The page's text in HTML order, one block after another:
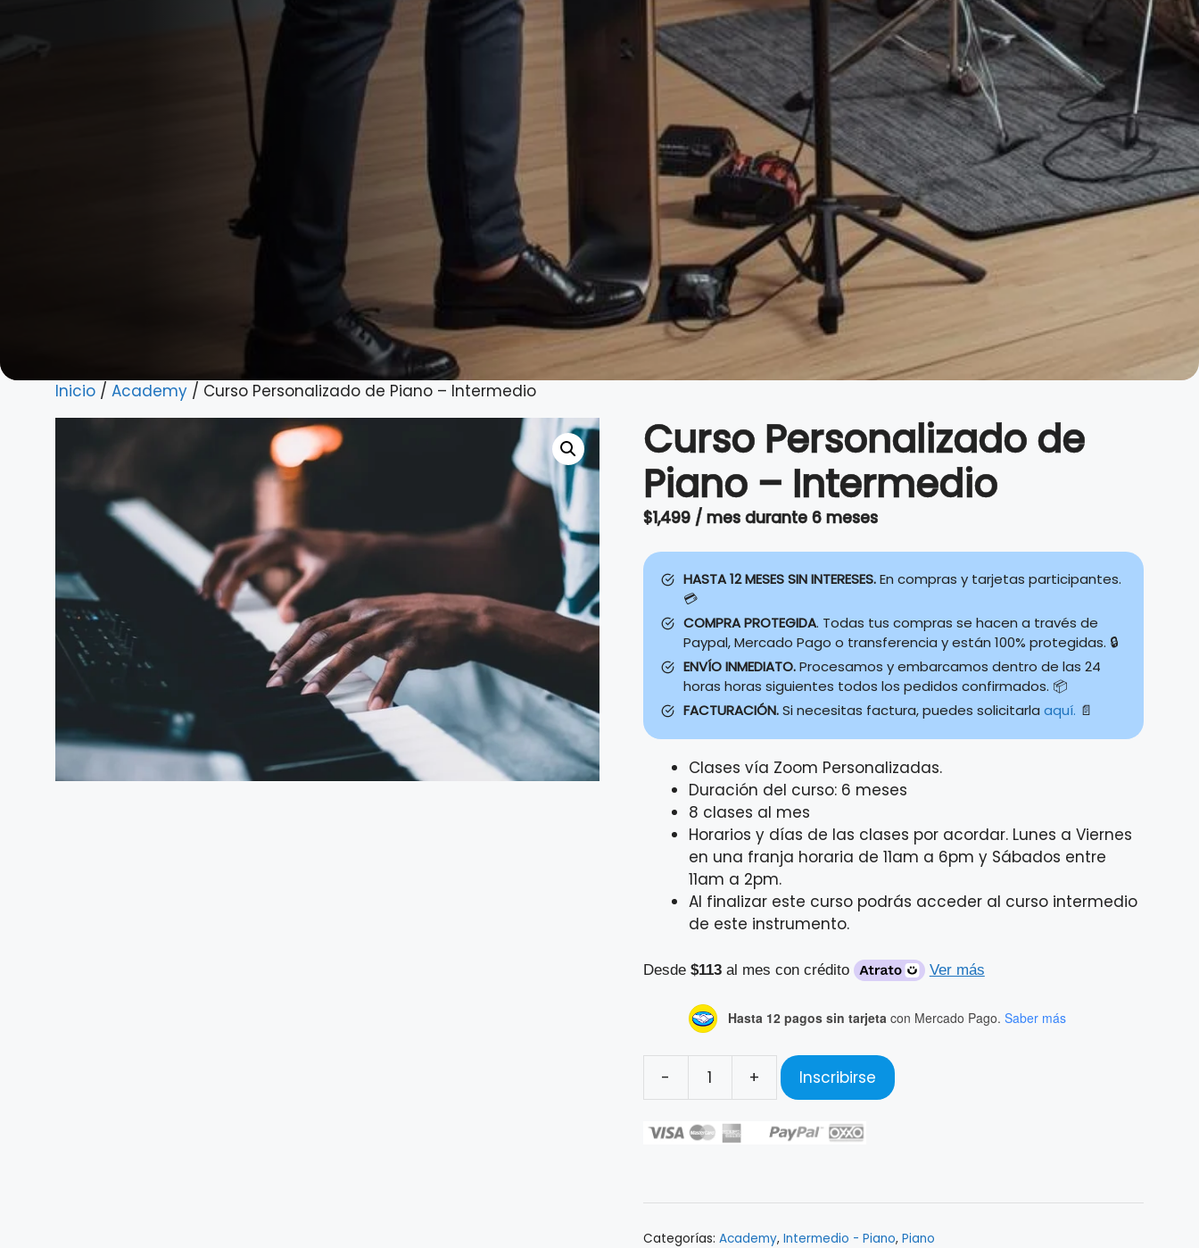
Inicio / Academy / Curso Personalizado de Piano – Intermedio
Curso Personalizado de
Piano – Intermedio
$1,499/ mesdurante 6 meses
HASTA 12 MESES SIN INTERESES.En compras y tarjetas participantes.
💳
COMPRA PROTEGIDA. Todas tus compras se hacen a través de
Paypal, Mercado Pago o transferencia y están 100% protegidas. 🔒
ENVÍO INMEDIATO.Procesamos y embarcamos dentro de las 24
horas horas siguientes todos los pedidos confirmados. 📦
FACTURACIÓN.Si necesitas factura, puedes solicitarla aquí. 📄
Clases vía Zoom Personalizadas.
Duración del curso: 6 meses
8 clases al mes
Horarios y días de las clases por acordar. Lunes a Viernes
en una franja horaria de 11am a 6pm y Sábados entre
11am a 2pm.
Al finalizar este curso podrás acceder al curso intermedio
de este instrumento.
Desde $113al mes con crédito Ver más
Hasta 12 pagos sin tarjetacon Mercado Pago. Saber más
-
de
Intermedio
+ Inscribirse
Categorías: Academy, Intermedio - Piano, Piano